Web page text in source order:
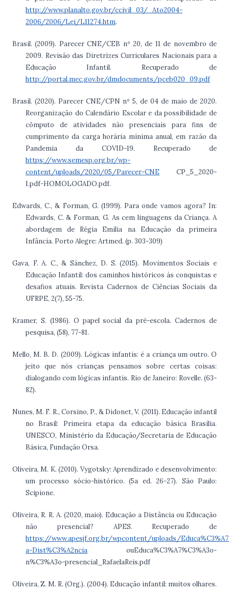
http://www.planalto.gov.br/ccivil_03/_Ato2004-
2006/2006/Lei/L11274.htm.
Brasil. (2009). Parecer CNE/CEB nº 20, de 11 de novembro de
2009. Revisão das Diretrizes Curriculares Nacionais para a
Educação Infantil. Recuperado de
http://portal.mec.gov.br/dmdocuments/pceb020_09.pdf
Brasil. (2020). Parecer CNE/CPN nº 5, de 04 de maio de 2020.
Reorganização do Calendário Escolar e da possibilidade de
cômputo de atividades não presenciais para fins de
cumprimento da carga horária mínima anual, em razão da
Pandemia da COVID-19. Recuperado de
https://www.semesp.org.br/wp-
content/uploads/2020/05/Parecer-CNE CP_5_2020-
1.pdf-HOMOLOGADO.pdf.
Edwards, C., & Forman, G. (1999). Para onde vamos agora? In:
Edwards, C. & Forman, G. As cem linguagens da Criança. A
abordagem de Régia Emilia na Educação da primeira
Infância. Porto Alegre: Artmed. (p. 303-309)
Gava, F. A. C., & Sánchez, D. S. (2015). Movimentos Sociais e
Educação Infantil: dos caminhos históricos às conquistas e
desafios atuais. Revista Cadernos de Ciências Sociais da
UFRPE, 2(7), 55-75.
Kramer, S. (1986). O papel social da pré-escola. Cadernos de
pesquisa, (58), 77-81.
Mello, M. B. D. (2009). Lógicas infantis: é a criança um outro. O
jeito que nós crianças pensamos sobre certas coisas:
dialogando com lógicas infantis. Rio de Janeiro: Rovelle. (63-
82).
Nunes, M. F. R., Corsino, P., & Didonet, V. (2011). Educação infantil
no Brasil: Primeira etapa da educação básica Brasília.
UNESCO, Ministério da Educação/Secretaria de Educação
Básica, Fundação Orsa.
Oliveira, M. K. (2010). Vygotsky: Aprendizado e desenvolvimento:
um processo sócio-histórico. (5a ed. 26-27). São Paulo:
Scipione.
Oliveira, R. R. A. (2020, maio). Educação a Distância ou Educação
não presencial? APES. Recuperado de
https://www.apesjf.org.br/wpcontent/uploads/
a-Dist%C3%A2nciaouEduca%C3%A7%C3%A3o-
n%C3%A3o-presencial_RafaelaReis.pdf
Oliveira, Z. M. R. (Org.). (2004). Educação infantil: muitos olhares.